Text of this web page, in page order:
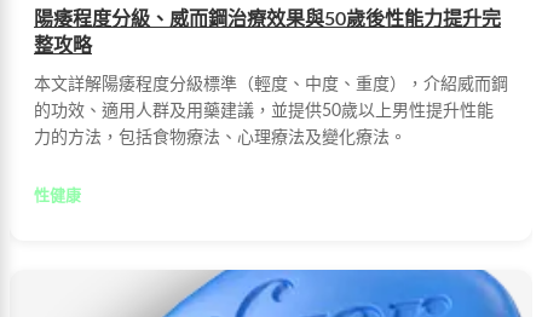
陽痿程度分級、威而鋼治療效果與50歲後性能力提升完
整攻略
本文詳解陽痿程度分級標準（輕度、中度、重度），介紹威而鋼
的功效、適用人群及用藥建議，並提供50歲以上男性提升性能
力的方法，包括食物療法、心理療法及變化療法。
性健康